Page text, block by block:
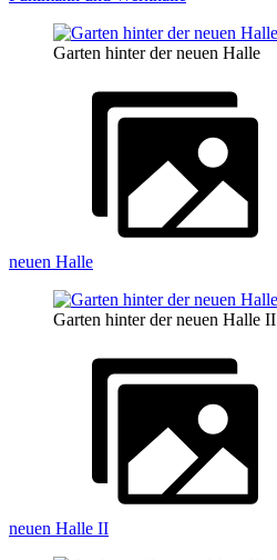
Garten hinter der neuen Halle
neuen Halle
Garten hinter der neuen Halle II
neuen Halle II